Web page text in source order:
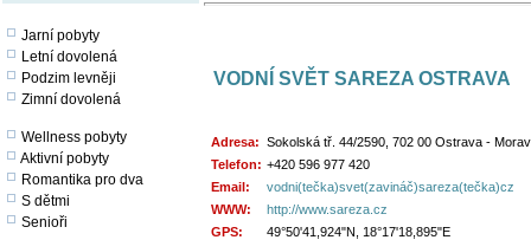
Jarní pobyty
Letní dovolená
Podzim levněji
Zimní dovolená
Wellness pobyty
Aktivní pobyty
Romantika pro dva
S dětmi
Senioři
VODNÍ SVĚT SAREZA OSTRAVA
Adresa: Sokolská tř. 44/2590, 702 00 Ostrava -
Telefon: +420 596 977 420
Email:
vodni(tečka)svet(zavináč)sareza(tečka)cz
WWW:
http://www.sareza.cz
GPS:
49°50'41,924"N, 18°17'18,895"E